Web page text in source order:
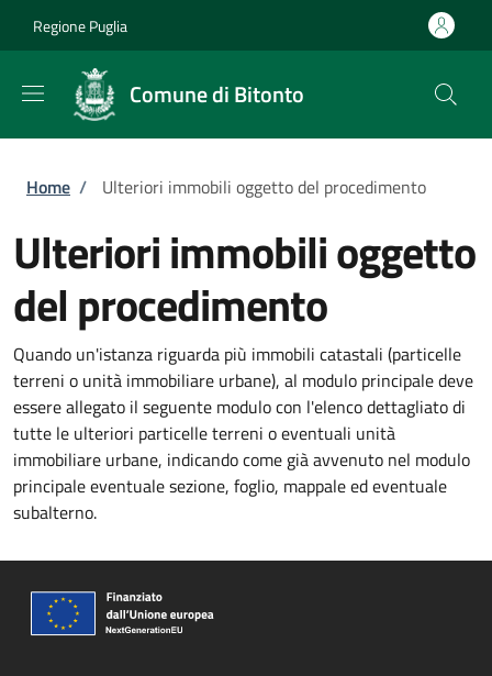
Regione Puglia
Comune di Bitonto
Briciole di pane
Home / Ulteriori immobili oggetto del procedimento
Ulteriori immobili oggetto
del procedimento
Quando un'istanza riguarda più immobili catastali (particelle
terreni o unità immobiliare urbane), al modulo principale deve
essere allegato il seguente modulo con l'elenco dettagliato di
tutte le ulteriori particelle terreni o eventuali unità
immobiliare urbane, indicando come già avvenuto nel modulo
principale eventuale sezione, foglio, mappale ed eventuale
subalterno.